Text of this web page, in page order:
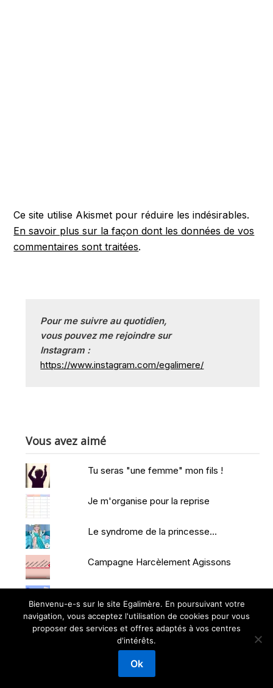
Ce site utilise Akismet pour réduire les indésirables.
En savoir plus sur la façon dont les données de vos
commentaires sont traitées.
Pour me suivre au quotidien,
vous pouvez me rejoindre sur
Instagram :
https://www.instagram.com/egalimere/
Vous avez aimé
Tu seras "une femme" mon fils !
Je m'organise pour la reprise
Le syndrome de la princesse...
Campagne Harcèlement Agissons
| Powered by WordPress and
Bienvenu-e-s sur le site Egalimère. En poursuivant votre
navigation, vous acceptez l'utilisation de cookies pour vous
proposer des services et offres adaptés à vos centres
d'intérêts.
Ok